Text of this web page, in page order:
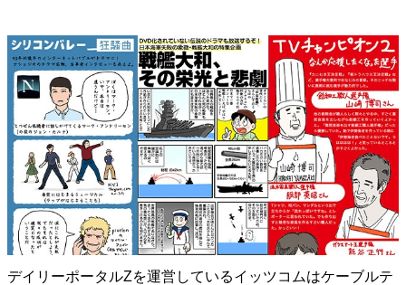
デイリーポータルZを運営しているイッツコムはケーブルテ